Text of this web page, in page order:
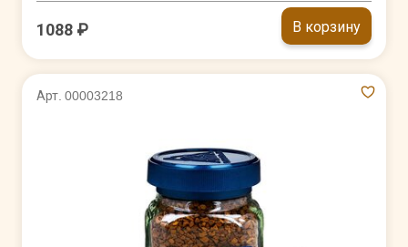
1088 ₽ В корзину
Арт. 00003218